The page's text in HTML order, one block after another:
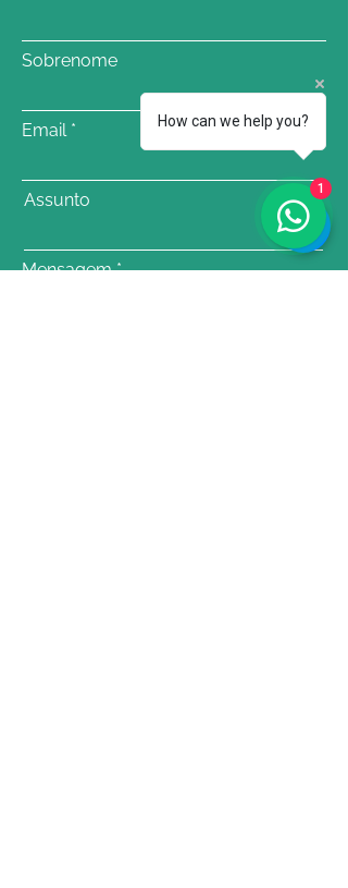
Sobrenome
Email
Assunto
Mensagem
How can we help you?
1